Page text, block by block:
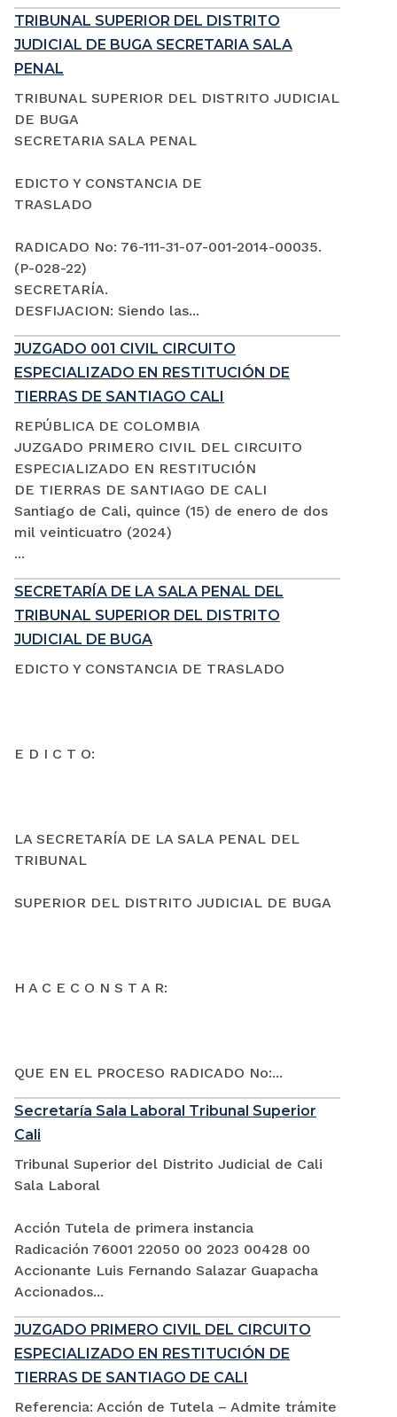
TRIBUNAL SUPERIOR DEL DISTRITO
JUDICIAL DE BUGA SECRETARIA SALA
PENAL
TRIBUNAL SUPERIOR DEL DISTRITO JUDICIAL
DE BUGA
SECRETARIA SALA PENAL
EDICTO Y CONSTANCIA DE
TRASLADO
RADICADO No: 76-111-31-07-001-2014-00035.
(P-028-22)
SECRETARÍA.
DESFIJACION: Siendo las...
JUZGADO 001 CIVIL CIRCUITO
ESPECIALIZADO EN RESTITUCIÓN DE
TIERRAS DE SANTIAGO CALI
REPÚBLICA DE COLOMBIA
JUZGADO PRIMERO CIVIL DEL CIRCUITO
ESPECIALIZADO EN RESTITUCIÓN
DE TIERRAS DE SANTIAGO DE CALI
Santiago de Cali, quince (15) de enero de dos
mil veinticuatro (2024)
...
SECRETARÍA DE LA SALA PENAL DEL
TRIBUNAL SUPERIOR DEL DISTRITO
JUDICIAL DE BUGA
EDICTO Y CONSTANCIA DE TRASLADO
E D I C T O:
LA SECRETARÍA DE LA SALA PENAL DEL
TRIBUNAL
SUPERIOR DEL DISTRITO JUDICIAL DE BUGA
H A C E C O N S T A R:
QUE EN EL PROCESO RADICADO No:...
Secretaría Sala Laboral Tribunal Superior
Cali
Tribunal Superior del Distrito Judicial de Cali
Sala Laboral
Acción Tutela de primera instancia
Radicación 76001 22050 00 2023 00428 00
Accionante Luis Fernando Salazar Guapacha
Accionados...
JUZGADO PRIMERO CIVIL DEL CIRCUITO
ESPECIALIZADO EN RESTITUCIÓN DE
TIERRAS DE SANTIAGO DE CALI
Referencia: Acción de Tutela – Admite trámite